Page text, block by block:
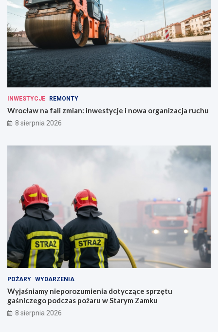
INWESTYCJE REMONTY
Wrocław na fali zmian: inwestycje i nowa organizacja ruchu
8 sierpnia 2026
POŻARY WYDARZENIA
Wyjaśniamy nieporozumienia dotyczące sprzętu
gaśniczego podczas pożaru w Starym Zamku
8 sierpnia 2026